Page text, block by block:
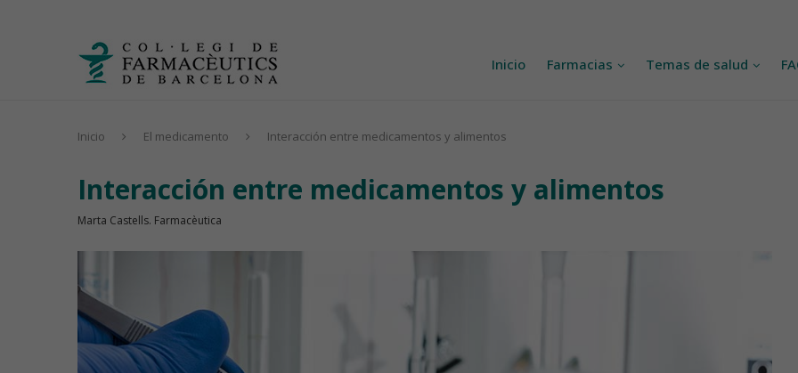
Inicio Farmacias Temas de salud
Inicio El medicamento Interacción entre medicamentos y alimentos
Interacción entre medicamentos y alimentos
Marta Castells. Farmacèutica